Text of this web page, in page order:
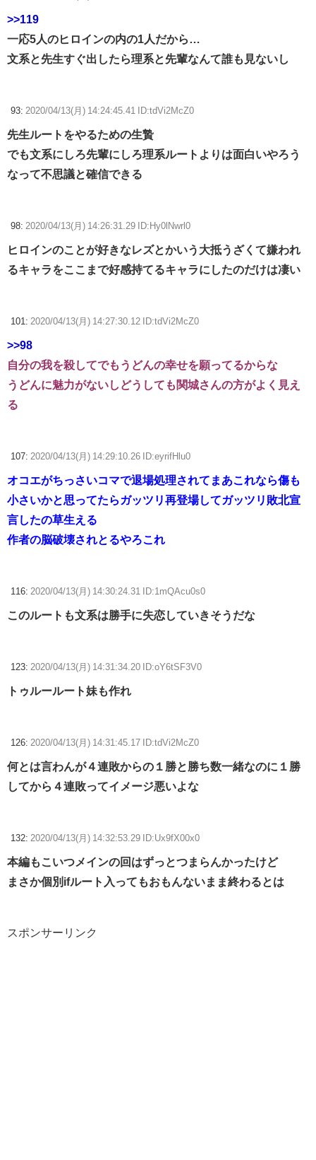
>>119
一応5人のヒロインの内の1人だから…
文系と先生すぐ出したら理系と先輩なんて誰も見ないし
93: 2020/04/13(月) 14:24:45.41 ID:tdVi2McZ0
先生ルートをやるための生贄
でも文系にしろ先輩にしろ理系ルートよりは面白いやろう
なって不思議と確信できる
98: 2020/04/13(月) 14:26:31.29 ID:Hy0lNwrl0
ヒロインのことが好きなレズとかいう大抵うざくて嫌われ
るキャラをここまで好感持てるキャラにしたのだけは凄い
101: 2020/04/13(月) 14:27:30.12 ID:tdVi2McZ0
>>98
自分の我を殺してでもうどんの幸せを願ってるからな
うどんに魅力がないしどうしても関城さんの方がよく見え
る
107: 2020/04/13(月) 14:29:10.26 ID:eyrifHlu0
オコエがちっさいコマで退場処理されてまあこれなら傷も
小さいかと思ってたらガッツリ再登場してガッツリ敗北宣
言したの草生える
作者の脳破壊されとるやろこれ
116: 2020/04/13(月) 14:30:24.31 ID:1mQAcu0s0
このルートも文系は勝手に失恋していきそうだな
123: 2020/04/13(月) 14:31:34.20 ID:oY6tSF3V0
トゥルールート妹も作れ
126: 2020/04/13(月) 14:31:45.17 ID:tdVi2McZ0
何とは言わんが４連敗からの１勝と勝ち数一緒なのに１勝
してから４連敗ってイメージ悪いよな
132: 2020/04/13(月) 14:32:53.29 ID:Ux9fX00x0
本編もこいつメインの回はずっとつまらんかったけど
まさか個別ifルート入ってもおもんないまま終わるとは
スポンサーリンク